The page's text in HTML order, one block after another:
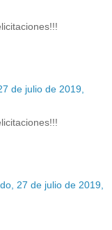
de julio de 2019,
27 de julio de 2019,